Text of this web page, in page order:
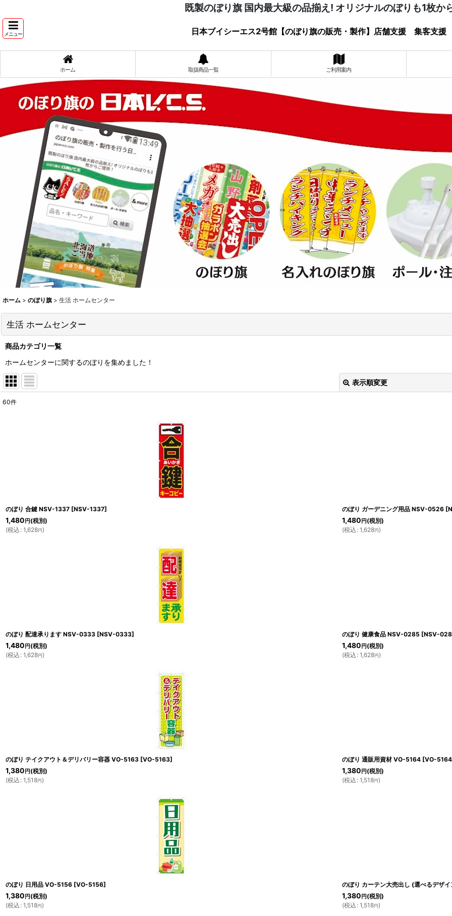
既製のぼり旗 国内最大級の品揃え! オリジナルのぼりも1枚か
メニュー 日本ブイシーエス2号館【のぼり旗の販売・製作】店舗支援 集客支
ホーム 取扱商品一覧 ご利用案内
ホーム > のぼり旗 > 生活 ホームセンター
生活 ホームセンター
商品カテゴリ一覧
ホームセンターに関するのぼりを集めました！
表示順変更
60件
のぼり 合鍵 NSV-1337 [NSV-1337]
1,480 円 (税別)
(税込 : 1,628円)
のぼり ガーデニング用品 NSV-0526 [
1,480 円 (税別)
(税込 : 1,628円)
のぼり 配達承ります NSV-0333 [NSV-0333]
1,480 円 (税別)
(税込 : 1,628円)
のぼり 健康食品 NSV-0285 [NSV-
1,480 円 (税別)
(税込 : 1,628円)
のぼり テイクアウト＆デリバリー容器 VO-5163 [VO-5163]
1,380 円 (税別)
(税込 : 1,518円)
のぼり 通販用資材 VO-5164 [VO-5164
1,380 円 (税別)
(税込 : 1,518円)
のぼり 日用品 VO-5156 [VO-5156]
1,380 円 (税別)
(税込 : 1,518円)
のぼり カーテン大売出し (選べるデザ
1,380 円 (税別)
(税込 : 1,518円)